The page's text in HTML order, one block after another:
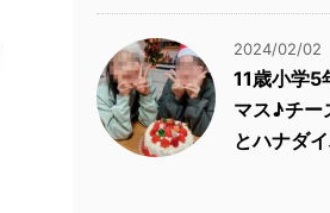
2024/02/02
11歳小学5
マス♪チー
とハナダ